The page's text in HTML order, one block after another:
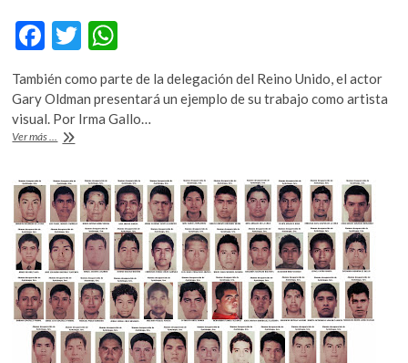
F
ac
e
b
o
o
k
T
itt
er
h
at
s
p
p
También como parte de la delegación del Reino Unido, el actor
Gary Oldman presentará un ejemplo de su trabajo como artista
visual. Por Irma Gallo…
Ver más ...
Salman
Welsh
y
Jonathan
Franzen
estarán
en
la
FIL
Guadalajara